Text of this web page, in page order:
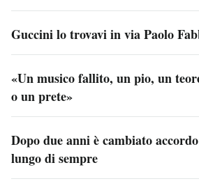
Guccini lo trovavi in via Paolo
«Un musico fallito, un pio, un
o un prete»
Dopo due anni è cambiato
lungo di sempre